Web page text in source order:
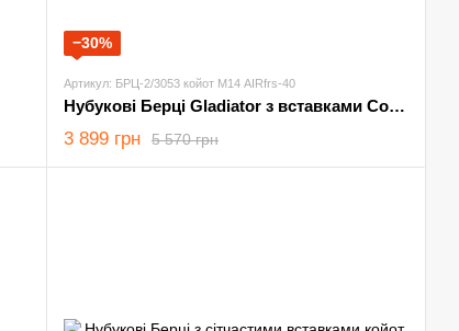
−30%
Артикул: БРЦ-2/3053 койот М14 AIRfrs-40
Нубукові Берці Gladiator з вставками Cordura 1000D піксель розмір 40
5 570 грн
3 899 грн